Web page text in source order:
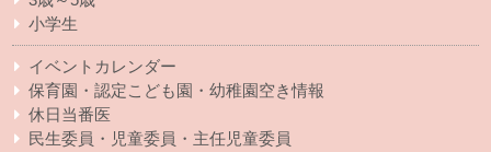
小学生
イベントカレンダー
保育園・認定こども園・幼稚園空き情報
休日当番医
民生委員・児童委員・主任児童委員